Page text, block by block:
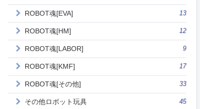
ROBOT魂[EVA] 13
ROBOT魂[HM] 12
ROBOT魂[LABOR] 9
ROBOT魂[KMF] 17
ROBOT魂[その他] 33
その他ロボット玩具 45